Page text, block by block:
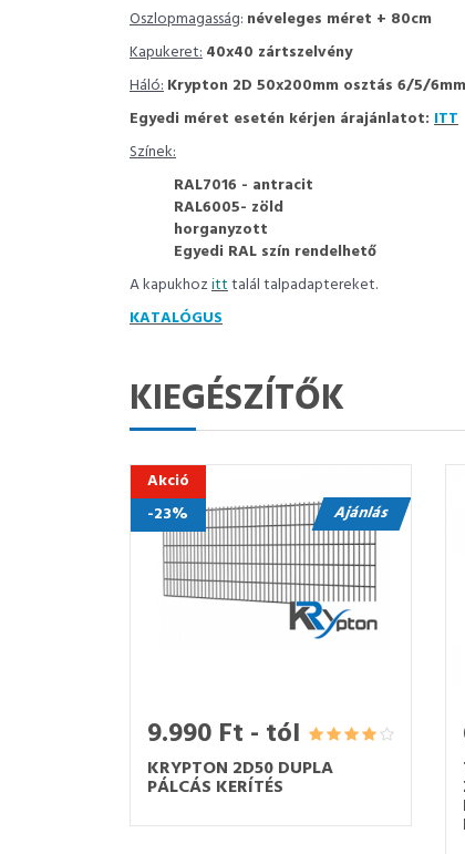
Oszlopmagasság: néveleges méret + 80cm
Kapukeret:40x40 zártszelvény
Háló:Krypton 2D 50x200mm osztás 6/5/
Egyedi méret esetén kérjen árajánlatot: ITT
Színek:
RAL7016 - antracit
RAL6005- zöld
horganyzott
Egyedi RAL szín rendelhető
A kapukhozitttalál talpadaptereket.
KATALÓGUS
KIEGÉSZÍTŐK
Akció
-23%
Ajánlás
9.990 Ft - tól
KRYPTON 2D50 DUPLA
PÁLCÁS KERÍTÉS